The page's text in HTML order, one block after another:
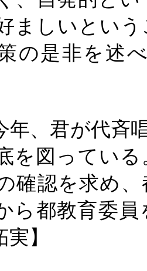
ましいとい
の是非を述
、君が代斉
を図ってい
確認を求め
ら都教育委
】